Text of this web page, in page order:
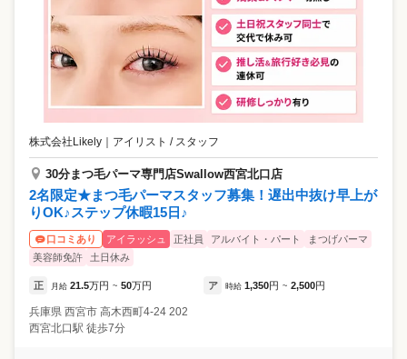
株式会社Likely アイリスト / スタッフ
30分まつ毛パーマ専門店Swallow西宮北口店
2名限定★まつ毛パーマスタッフ募集！遅出中抜け早上が
りOK♪ステップ休暇15日♪
口コミあり アイラッシュ 正社員 アルバイト・パート
まつげパーマ
美容師免許
土日休み
正 月給 21.5万円 ~ 50万円 ア 時給 1,350円 ~ 2,500円
兵庫県 西宮市 高木西町4-24 202
西宮北口駅 徒歩7分